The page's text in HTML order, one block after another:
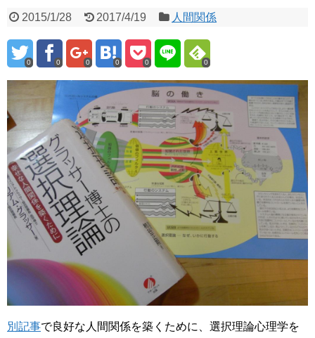
2015/1/28 2017/4/19 人間関係
0 0 0 0 0 0
別記事で良好な人間関係を築くために、選択理論心理学を